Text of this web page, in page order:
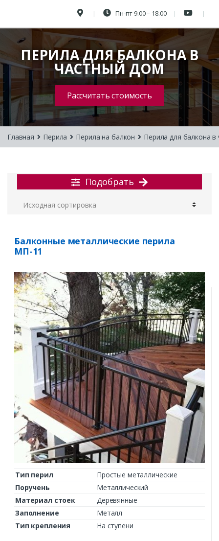
Пн-пт 9.00 – 18.00
ПЕРИЛА ДЛЯ БАЛКОНА В
ЧАСТНЫЙ ДОМ
Рассчитать стоимость
Главная Перила Перила на балкон Перила для балкона
Подобрать
Балконные металлические перила
МП-11
Тип перил
Простые металлические
Поручень
Металлический
Материал стоек
Деревянные
Заполнение
Металл
Тип крепления
На ступени